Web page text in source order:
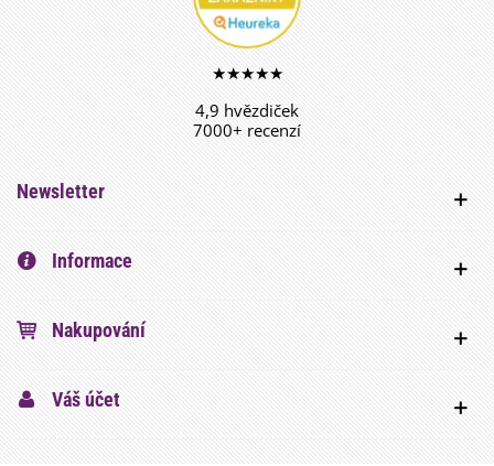
★★★★★
4,9 hvězdiček
7000+ recenzí
Newsletter
Informace
Nakupování
Váš účet